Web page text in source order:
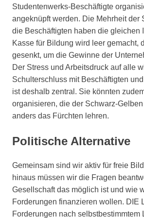
Studentenwerks-Beschäftigte
angeknüpft werden. Die Mehrheit der
die Beschäftigten haben die gleichen
Kasse für Bildung wird leer gemacht,
gesenkt, um die Gewinne der
Der Stress und Arbeitsdruck auf alle
Schulterschluss mit Beschäftigten
ist deshalb zentral. Sie könnten
organisieren, die der Schwarz-
anders das Fürchten lehren.
Politische Alternative
Gemeinsam sind wir aktiv für freie
hinaus müssen wir die Fragen
Gesellschaft das möglich ist und wie
Forderungen finanzieren wollen. DIE
Forderungen nach selbstbestimmtem